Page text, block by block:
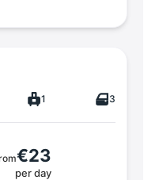
1 3
€23
per day